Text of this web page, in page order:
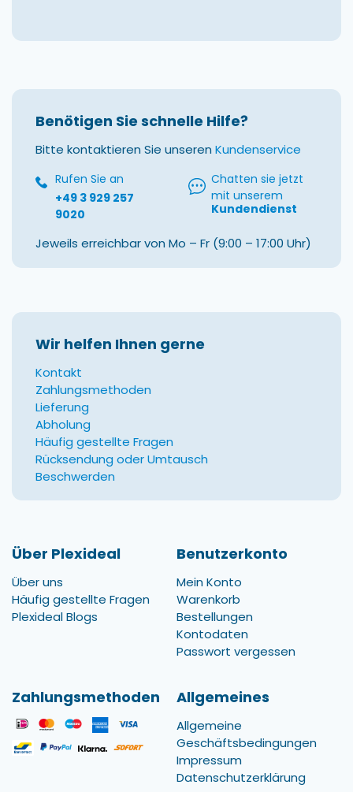
Benötigen Sie schnelle Hilfe?
Bitte kontaktieren Sie unseren Kundenservice
Rufen Sie an
+49 3 929 257
9020
Chatten sie jetzt
mit unserem
Kundendienst
Jeweils erreichbar von Mo – Fr (9:00 – 17:00 Uhr)
Wir helfen Ihnen gerne
Kontakt
Zahlungsmethoden
Lieferung
Abholung
Häufig gestellte Fragen
Rücksendung oder Umtausch
Beschwerden
Über Plexideal
Über uns
Häufig gestellte Fragen
Plexideal Blogs
Benutzerkonto
Mein Konto
Warenkorb
Bestellungen
Kontodaten
Passwort vergessen
Zahlungsmethoden Allgemeines
Allgemeine
Geschäftsbedingungen
Impressum
Datenschutzerklärung